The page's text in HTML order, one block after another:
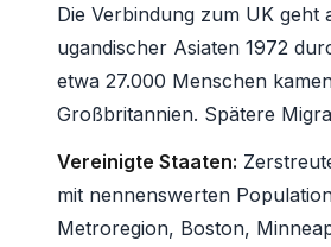
Die Verbindung zum UK geht
ugandischer Asiaten 1972
etwa 27.000 Menschen
Großbritannien. Spätere
Vereinigte Staaten:
mit nennenswerten
Metroregion, Boston,